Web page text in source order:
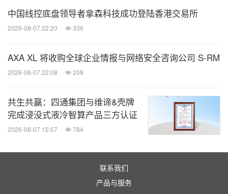
中国线控底盘领导者拿森科技成功登陆香港交易所
2026-08-07 22:20 336
AXA XL 将收购全球企业情报与网络安全咨询公司 S-RM
2026-08-07 22:08 208
共生共赢：四通集团与维谛&壳牌
完成浸没式液冷智算产品三方认证
2026-08-07 15:57 784
联系我们
产品与服务